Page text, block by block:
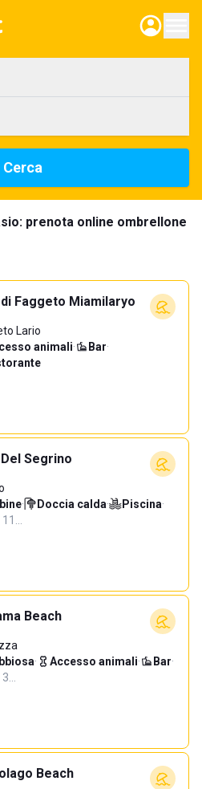
Cerca
prenota online ombrellone
Faggeto Miamilaryo
Lario
animali· Bar·
Segrino
· Doccia calda· Piscina·
Beach
· Accesso animali· Bar·
Beach